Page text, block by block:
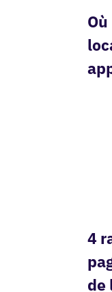
4
de